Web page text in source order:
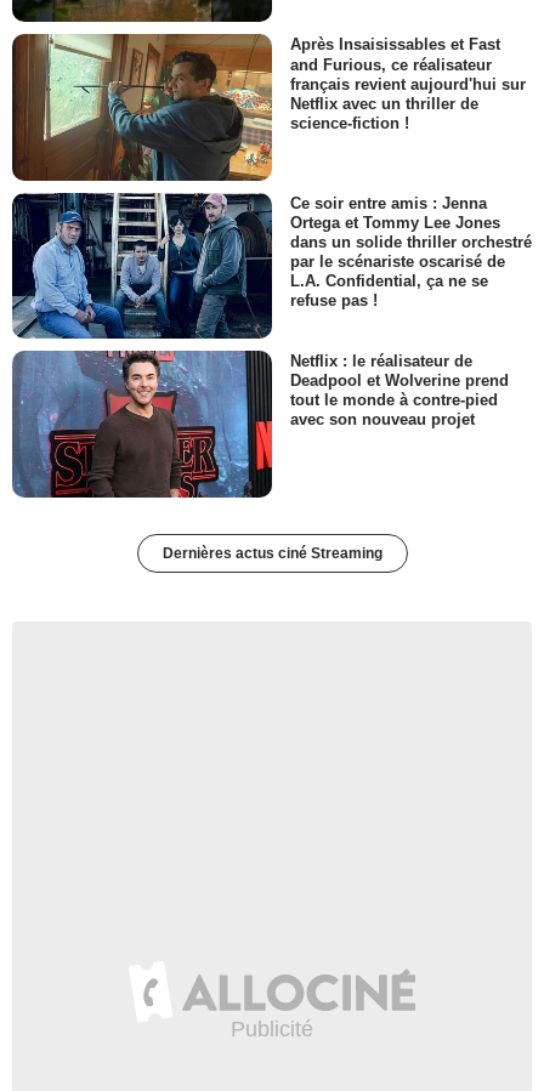
Après Insaisissables et Fast
and Furious, ce réalisateur
français revient aujourd'hui sur
Netflix avec un thriller de
science-fiction !
Ce soir entre amis : Jenna
Ortega et Tommy Lee Jones
dans un solide thriller orchestré
par le scénariste oscarisé de
L.A. Confidential, ça ne se
refuse pas !
Netflix : le réalisateur de
Deadpool et Wolverine prend
tout le monde à contre-pied
avec son nouveau projet
Dernières actus ciné Streaming